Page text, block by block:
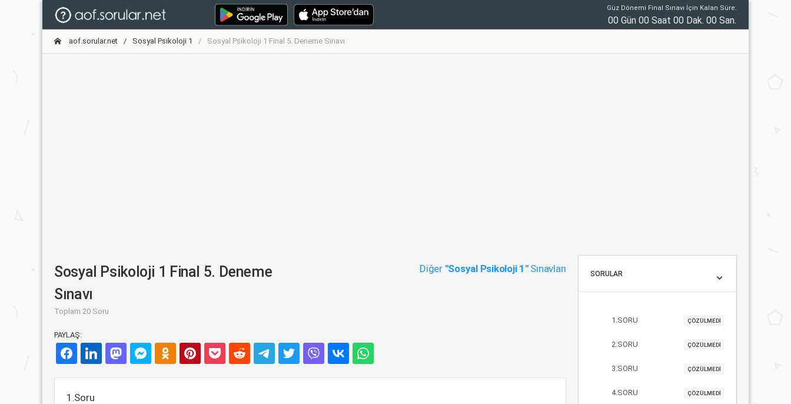
Güz Dönemi Final Sınavı İçin Kalan Süre:
00 Gün 00 Saat 00 Dak. 00 San.
aof.sorular.net Sosyal Psikoloji 1 Sosyal Psikoloji 1 Final 5. Deneme Sınavı
Sosyal Psikoloji 1 Final 5. Deneme
Sınavı
Toplam 20 Soru
Diğer "Sosyal Psikoloji 1"Sınavları
PAYLAŞ:
1.Soru
SORULAR
1.SORU ÇÖZÜLMEDİ
2.SORU ÇÖZÜLMEDİ
3.SORU ÇÖZÜLMEDİ
4.SORU ÇÖZÜLMEDİ